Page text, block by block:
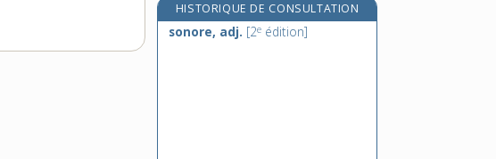
HISTORIQUE DE CONSULTATION
sonore, adj. [2e édition]